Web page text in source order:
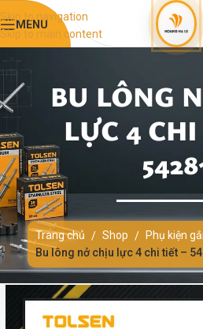
Skip to navigation
Skip to main content
MENU
BU LÔNG
LỰC 4
Trang chủ / Shop / Phụ kiện
Bu lông nở chịu lực 4 chi tiết –